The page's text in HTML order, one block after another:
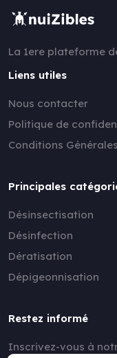
La 1ere plateforme
Liens utiles
Nous contacter
Politique de
Conditions
Principales
Désinsectisation
Désinfection
Dératisation
Dépigeonnisation
Restez informé
Inscrivez-vous à